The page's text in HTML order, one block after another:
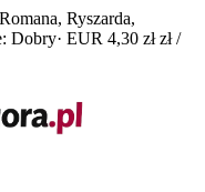
Ryszarda,
Dobry· EUR 4,30 zł zł /